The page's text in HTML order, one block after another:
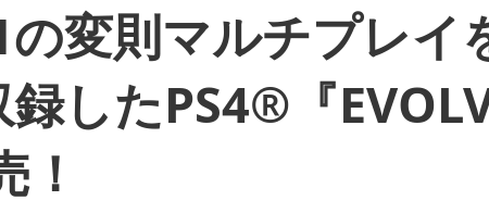
変則マルチプレイ
録したPS4®『